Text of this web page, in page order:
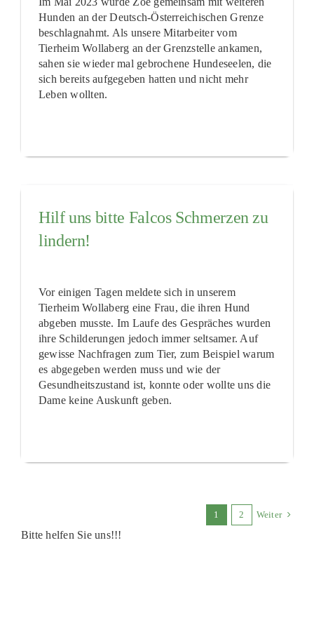
Hunden an der Deutsch-Österreichischen Grenze
beschlagnahmt. Als unsere Mitarbeiter vom
Tierheim Wollaberg an der Grenzstelle ankamen,
sahen sie wieder mal gebrochene Hundeseelen, die
sich bereits aufgegeben hatten und nicht mehr
Leben wollten.
Hilf uns bitte Falcos Schmerzen zu
lindern!
Vor einigen Tagen meldete sich in unserem
Tierheim Wollaberg eine Frau, die ihren Hund
abgeben musste. Im Laufe des Gespräches wurden
ihre Schilderungen jedoch immer seltsamer. Auf
gewisse Nachfragen zum Tier, zum Beispiel warum
es abgegeben werden muss und wie der
Gesundheitszustand ist, konnte oder wollte uns die
Dame keine Auskunft geben.
1 2 Weiter
Bitte helfen Sie uns!!!